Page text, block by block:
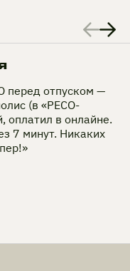
перед отпуском —
(в «РЕСО-
оплатил в онлайне.
7 минут. Никаких